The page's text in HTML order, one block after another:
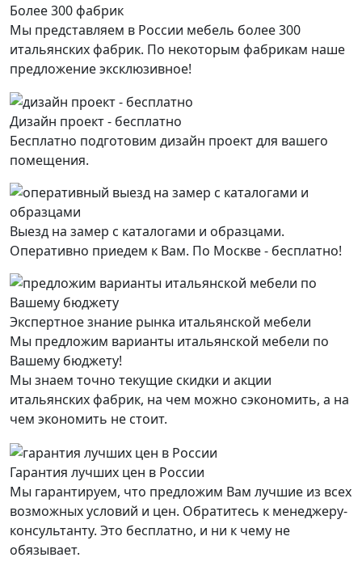
Более 300 фабрик
Мы представляем в России мебель более 300
итальянских фабрик. По некоторым фабрикам наше
предложение эксклюзивное!
Дизайн проект - бесплатно
Бесплатно подготовим дизайн проект для вашего
помещения.
Выезд на замер с каталогами и образцами.
Оперативно приедем к Вам. По Москве - бесплатно!
Экспертное знание рынка итальянской мебели
Мы предложим варианты итальянской мебели по
Вашему бюджету!
Мы знаем точно текущие скидки и акции
итальянских фабрик, на чем можно сэкономить, а на
чем экономить не стоит.
Гарантия лучших цен в России
Мы гарантируем, что предложим Вам лучшие из всех
возможных условий и цен. Обратитесь к менеджеру-
консультанту. Это бесплатно, и ни к чему не
обязывает.